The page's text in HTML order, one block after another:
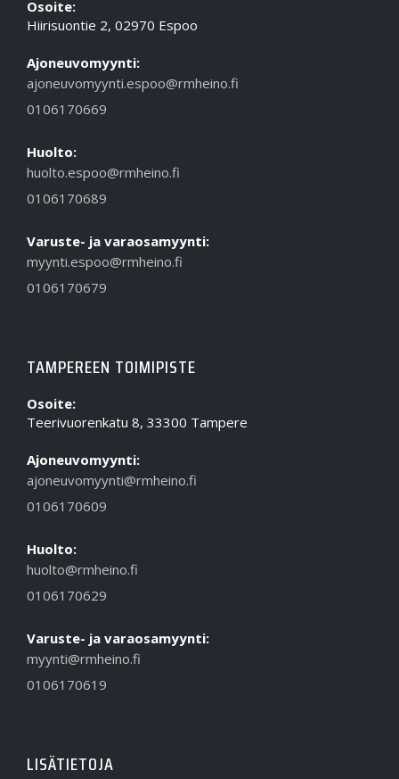
Osoite:
Hiirisuontie 2, 02970 Espoo
Ajoneuvomyynti:
ajoneuvomyynti.espoo@rmheino.fi
0106170669
Huolto:
huolto.espoo@rmheino.fi
0106170689
Varuste- ja varaosamyynti:
myynti.espoo@rmheino.fi
0106170679
TAMPEREEN TOIMIPISTE
Osoite:
Teerivuorenkatu 8, 33300 Tampere
Ajoneuvomyynti:
ajoneuvomyynti@rmheino.fi
0106170609
Huolto:
huolto@rmheino.fi
0106170629
Varuste- ja varaosamyynti:
myynti@rmheino.fi
0106170619
LISÄTIETOJA